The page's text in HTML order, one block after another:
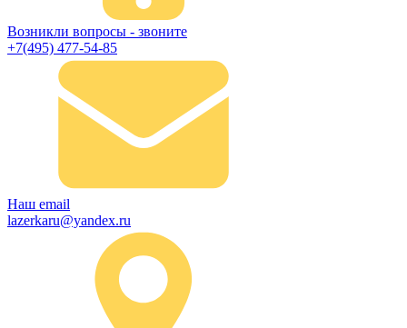
Возникли вопросы - звоните
+7(495) 477-54-85
Наш email
lazerkaru@yandex.ru